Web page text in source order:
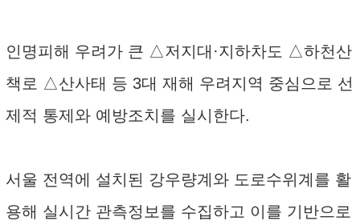
인명피해 우려가 큰 △저지대·지하차도 △하천산
책로 △산사태 등 3대 재해 우려지역 중심으로 선
제적 통제와 예방조치를 실시한다.
서울 전역에 설치된 강우량계와 도로수위계를 활
용해 실시간 관측정보를 수집하고 이를 기반으로